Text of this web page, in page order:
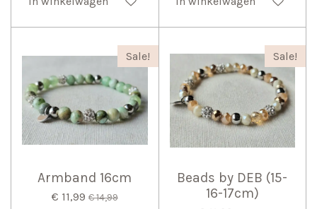
Sale!
Armband 16cm
€ 11,99 € 14,99
Sale!
Beads by DEB (15-
16-17cm)